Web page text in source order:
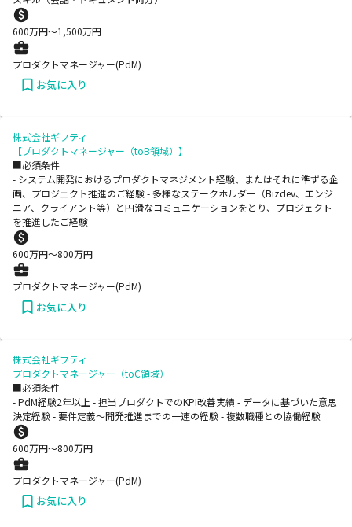
600万円〜1,500万円
プロダクトマネージャー(PdM)
お気に入り
株式会社ギフティ
【プロダクトマネージャー（toB領域）】
■必須条件
- システム開発におけるプロダクトマネジメント経験、またはそれに準ずる企
画、プロジェクト推進のご経験 - 多様なステークホルダー（Bizdev、エンジ
ニア、クライアント等）と円滑なコミュニケーションをとり、プロジェクト
を推進したご経験
600万円〜800万円
プロダクトマネージャー(PdM)
お気に入り
株式会社ギフティ
プロダクトマネージャー（toC領域）
■必須条件
- PdM経験2年以上 - 担当プロダクトでのKPI改善実績 - データに基づいた意思
決定経験 - 要件定義〜開発推進までの一連の経験 - 複数職種との協働経験
600万円〜800万円
プロダクトマネージャー(PdM)
お気に入り